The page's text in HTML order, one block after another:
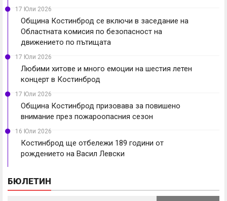
17 Юли 2026
Община Костинброд се включи в заседание на
Областната комисия по безопасност на
движението по пътищата
17 Юли 2026
Любими хитове и много емоции на шестия летен
концерт в Костинброд
17 Юли 2026
Община Костинброд призовава за повишено
внимание през пожароопасния сезон
16 Юли 2026
Костинброд ще отбележи 189 години от
рождението на Васил Левски
БЮЛЕТИН